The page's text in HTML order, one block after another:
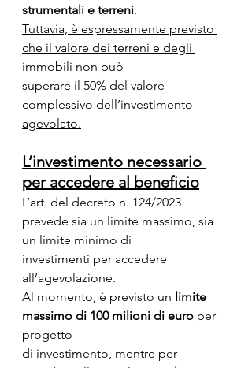
strumentali e terreni.
Tuttavia, è espressamente previsto
che il valore dei terreni e degli
immobili non può
superare il 50% del valore
complessivo dell’investimento
agevolato.
L’investimento necessario
per accedere al beneficio
L’art. del decreto n. 124/2023
prevede sia un limite massimo, sia
un limite minimo di
investimenti per accedere
all’agevolazione.
Al momento, è previsto un limite
massimo di 100 milioni di euro per
progetto
di investimento, mentre per